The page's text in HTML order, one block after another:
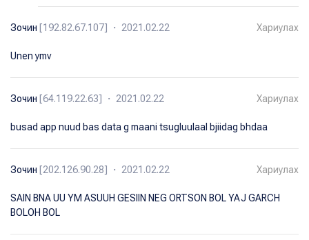
Зочин [192.82.67.107] ・ 2021.02.22 Хариулах
Unen ymv
Зочин [64.119.22.63] ・ 2021.02.22 Хариулах
busad app nuud bas data g maani tsugluulaal bjiidag bhdaa
Зочин [202.126.90.28] ・ 2021.02.22 Хариулах
SAIN BNA UU YM ASUUH GESIIN NEG ORTSON BOL YAJ GARCH
BOLOH BOL